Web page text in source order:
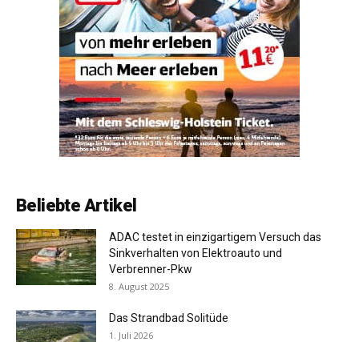
Beliebte Artikel
ADAC testet in einzigartigem Versuch das
Sinkverhalten von Elektroauto und
Verbrenner-Pkw
8. August 2025
Das Strandbad Solitüde
1. Juli 2026